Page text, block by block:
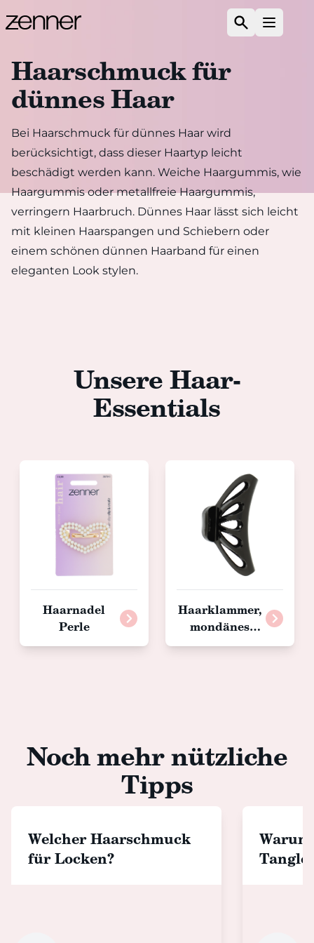
SuchenMenü
Haarschmuck für
dünnes Haar
Bei Haarschmuck für dünnes Haar wird
berücksichtigt, dass dieser Haartyp leicht
beschädigt werden kann. Weiche Haargummis, wie
Haargummis oder metallfreie Haargummis,
verringern Haarbruch. Dünnes Haar lässt sich leicht
mit kleinen Haarspangen und Schiebern oder
einem schönen dünnen Haarband für einen
eleganten Look stylen.
Unsere Haar-
Essentials
Haarnadel
Perle
Haarklammer,
mondänes
Design, groß,
Noch mehr nützliche
Tipps
Welcher Haarschmuck
für Locken?